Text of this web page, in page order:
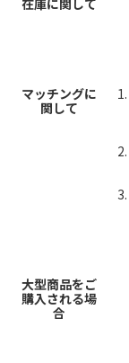
マッチングに
関して
大型商品をご
購入される場
合